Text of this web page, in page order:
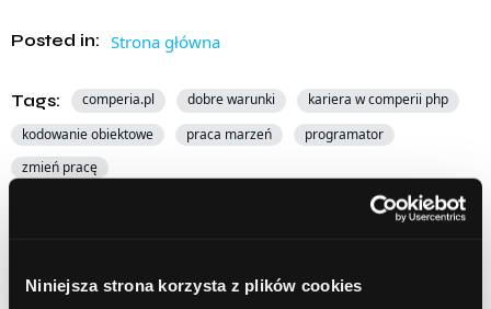
Niniejsza strona korzysta z plików cookies
Posted in: Strona główna
Tags: comperia.pl dobre warunki
kariera w comperii php
kodowanie obiektowe
praca marzeń
programator
zmień pracę